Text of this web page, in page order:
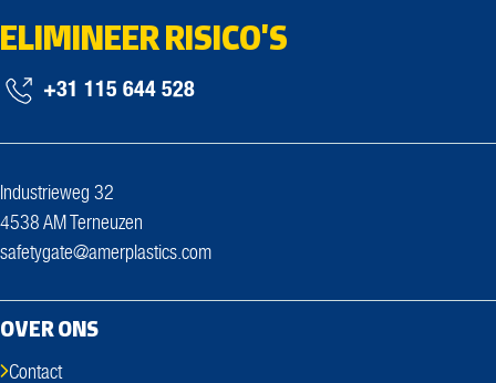
ELIMINEER RISICO'S
+31 115 644 528
Industrieweg 32
4538 AM Terneuzen
safetygate@amerplastics.com
OVER ONS
Contact